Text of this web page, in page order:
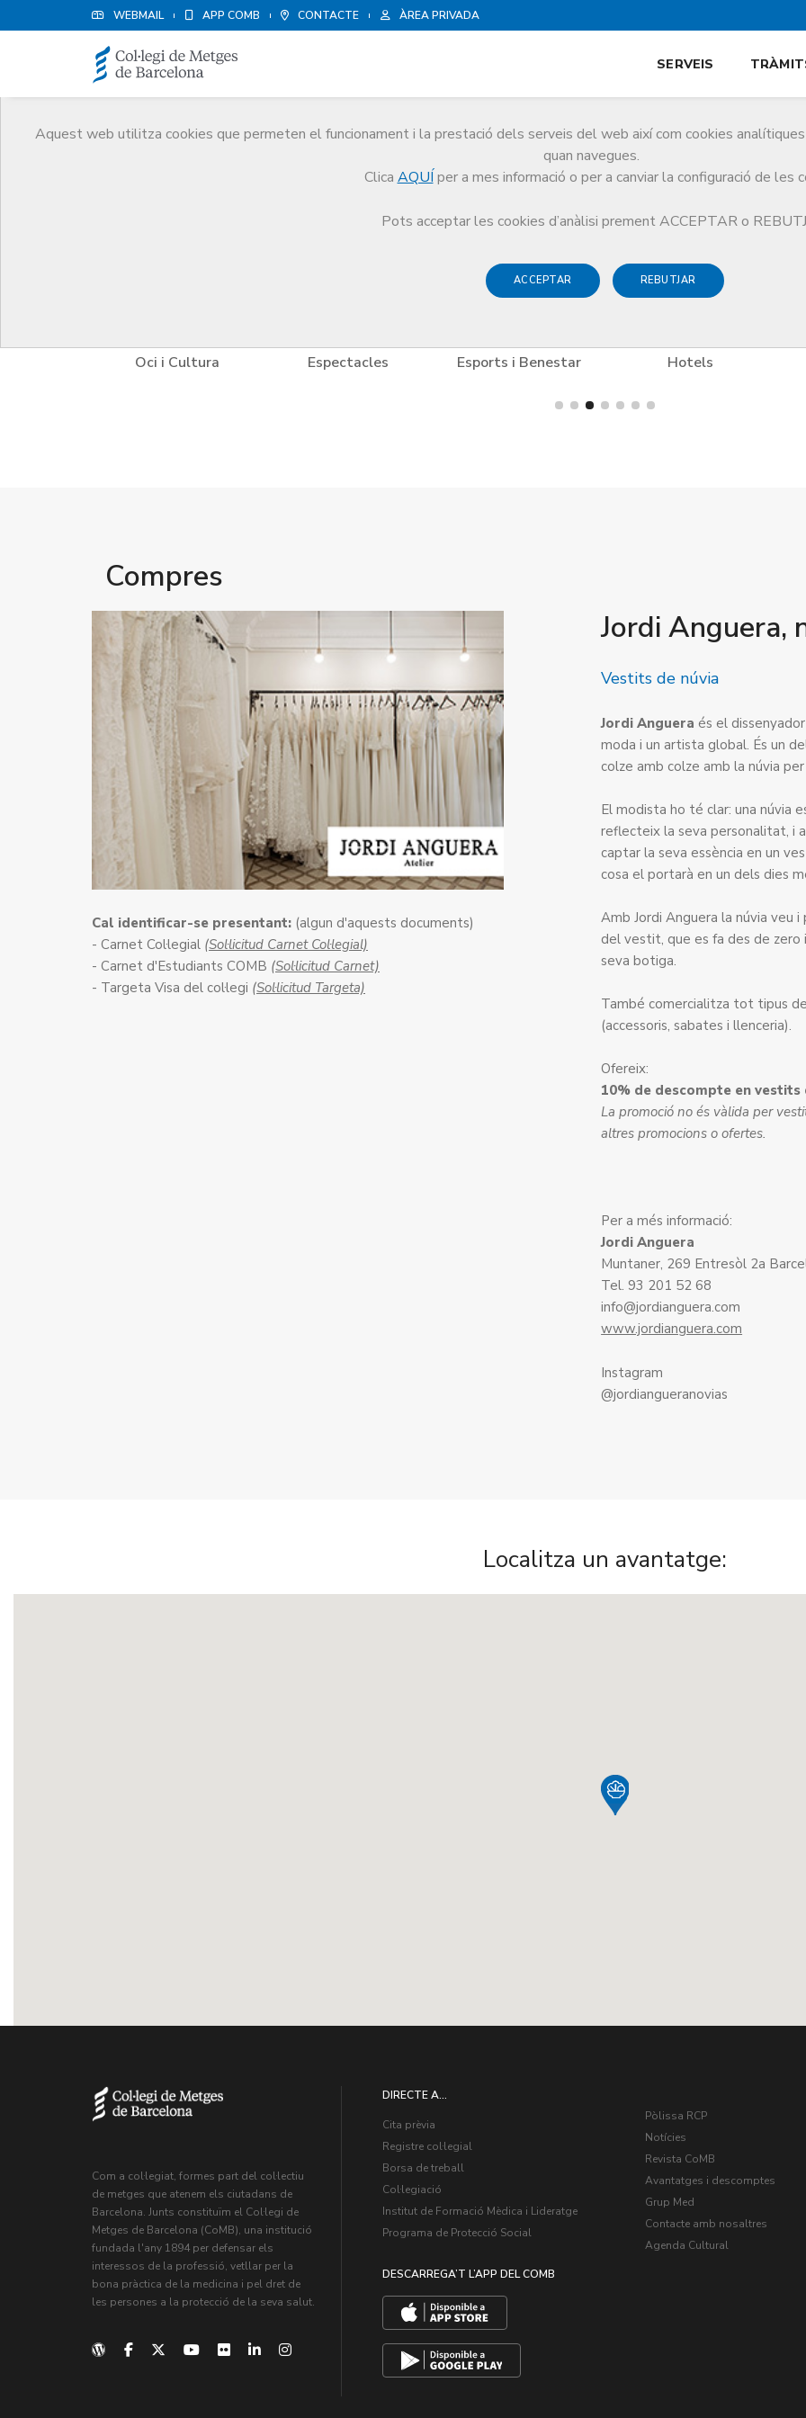
WEBMAIL APP COMB CONTACTE ÀREA PRIVADA
Aquest web utilitza cookies que permeten el funcionament i la prestació dels serveis del web així com cookies
quan navegues.
Clica AQUÍ per a mes informació o per a canviar la configuració de les
Pots acceptar les cookies d’anàlisi prement ACCEPTAR o
ACCEPTAR REBUTJAR
SERVEIS
Avantatges i descomptes Compres Jordi Anguera, núvies
Oci i Cultura Espectacles Esports i Benestar Hotels
Compres
Cal identificar-se presentant: (algun d'aquests documents)
- Carnet Col·legial (Sol·licitud Carnet Col·legial)
- Carnet d'Estudiants COMB (Sol·licitud Carnet)
- Targeta Visa del col·legi (Sol·licitud Targeta)
Jordi Anguera,
Vestits de núvia
Jordi Anguera és el
moda i un artista global. És un
colze amb colze amb la núvia
El modista ho té clar: una núvia
reflecteix la seva personalitat, i
captar la seva essència en un
cosa el portarà en un dels dies
Amb Jordi Anguera la núvia veu
del vestit, que es fa des de
seva botiga.
També comercialitza tot tipus
(accessoris, sabates i llenceria).
Ofereix:
10% de descompte en vestits
La promoció no és vàlida per
altres promocions o ofertes.
Per a més informació:
Jordi Anguera
Muntaner, 269 Entresòl 2a
Tel. 93 201 52 68
info@jordianguera.com
www.jordianguera.com
Instagram
@jordiangueranovias
Localitza un avantatge:
Com a col·legiat, formes part del col·lectiu
de metges que atenem els ciutadans de
Barcelona. Junts constituïm el Col·legi de
Metges de Barcelona (CoMB), una institució
fundada l'any 1894 per defensar els
interessos de la professió, vetllar per la
bona pràctica de la medicina i pel dret de
les persones a la protecció de la seva salut.
DIRECTE A...
Cita prèvia
Registre col·legial
Borsa de treball
Col·legiació
Institut de Formació Mèdica i Lideratge
Programa de Protecció Social
DESCARREGA’T L’APP DEL COMB
Pòlissa RCP
Notícies
Revista CoMB
Avantatges i descomptes
Grup Med
Contacte amb nosaltres
Agenda Cultural